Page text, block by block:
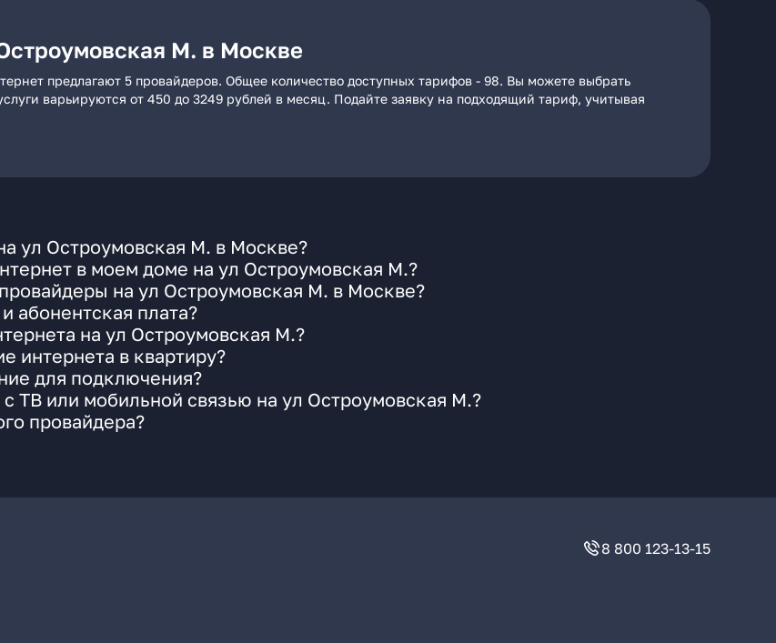
М. в Москве
предлагают 5 провайдеров. Общее количество доступных тарифов - 98. Вы можете выбрать
варьируются от 450 до 3249 рублей в месяц. Подайте заявку на подходящий тариф, учитывая
ул Остроумовская М. в Москве?
в моем доме на ул Остроумовская М.?
на ул Остроумовская М. в Москве?
абонентская плата?
на ул Остроумовская М.?
интернета в квартиру?
для подключения?
ТВ или мобильной связью на ул Остроумовская М.?
провайдера?
8 800 123-13-15